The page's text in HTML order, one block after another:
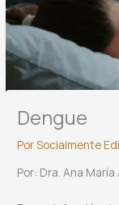
Dengue
PorSocialmente
Por: Dra. Ana